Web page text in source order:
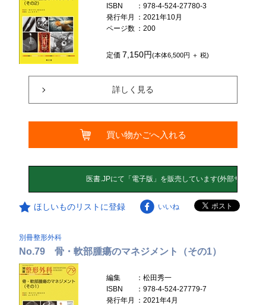
ISBN
：978-4-524-27780-3
発行年月
：2021年10月
ページ数 ：200
定価 7,150円(本体6,500円 ＋ 税)
詳しく見る
買い物かごへ入れる
ほしいものリストに登録 いいね
別冊整形外科
No.79 骨・軟部腫瘍のマネジメント（その1）
編集
：松田秀一
ISBN
：978-4-524-27779-7
発行年月
：2021年4月